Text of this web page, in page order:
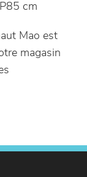
cm
Mao est
magasin